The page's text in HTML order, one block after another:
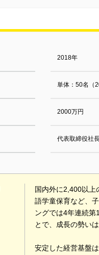
2018年
単体：50名（
2000万円
代表取締役社
国内外に2,400以上
語学童保育など、
ングでは4年連続
とで、成長の勢い
安定した経営基盤